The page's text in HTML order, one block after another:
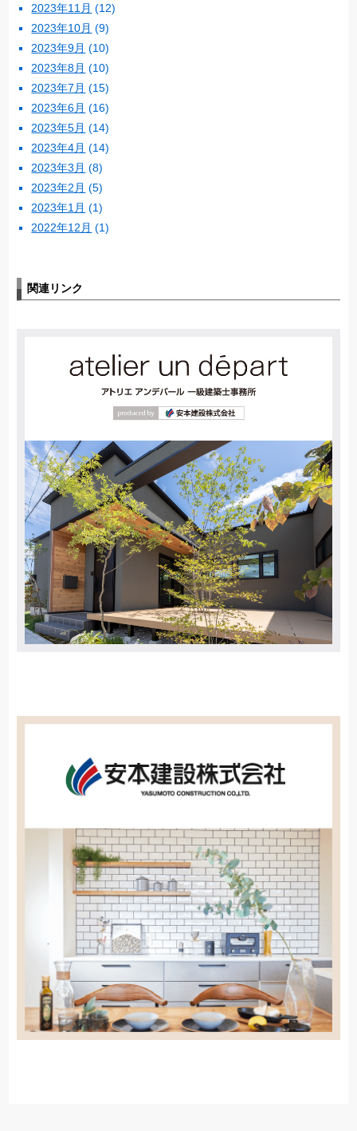
2023年11月 (12)
2023年10月 (9)
2023年9月 (10)
2023年8月 (10)
2023年7月 (15)
2023年6月 (16)
2023年5月 (14)
2023年4月 (14)
2023年3月 (8)
2023年2月 (5)
2023年1月 (1)
2022年12月 (1)
関連リンク